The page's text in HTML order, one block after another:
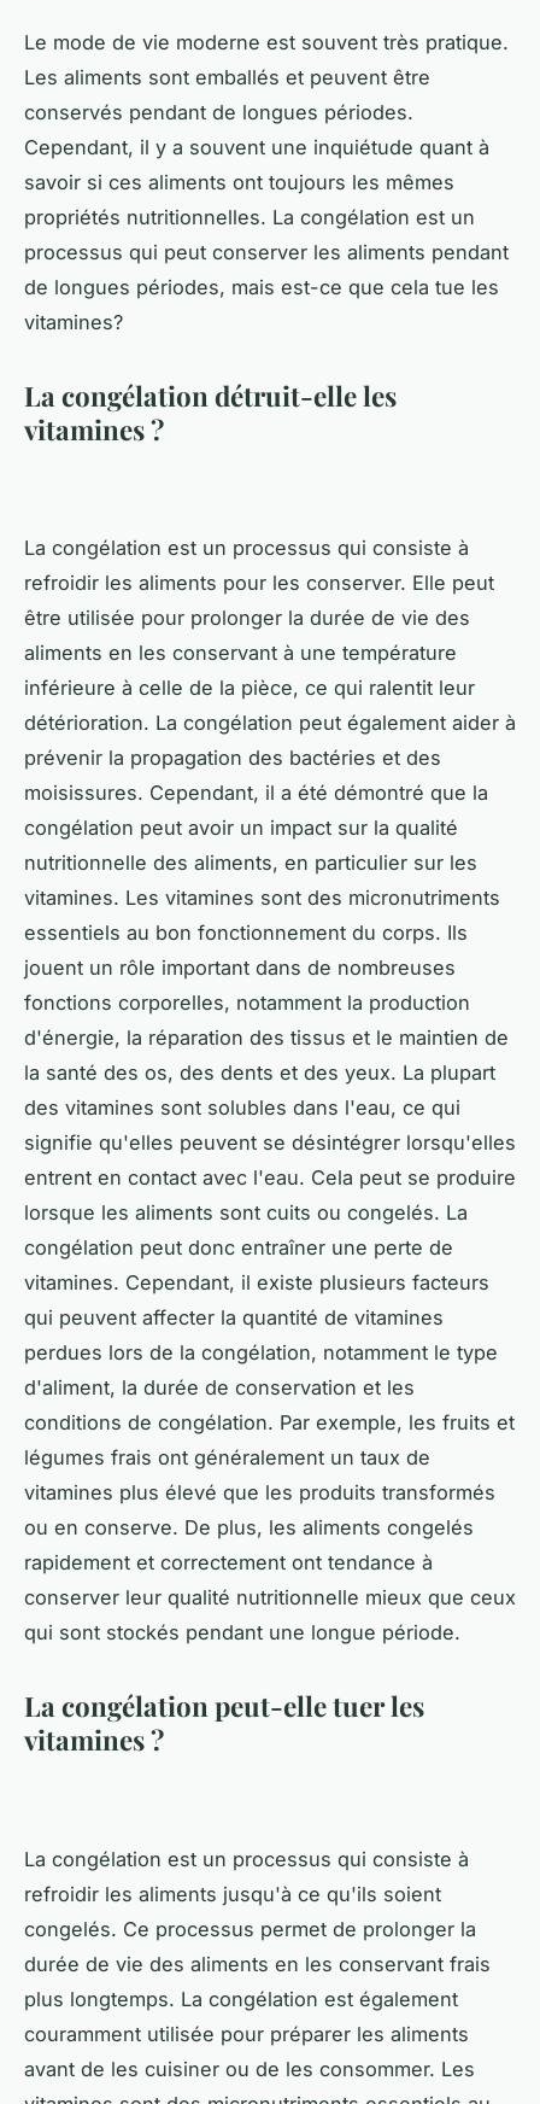
Le mode de vie moderne est souvent très pratique.
Les aliments sont emballés et peuvent être
conservés pendant de longues périodes.
Cependant, il y a souvent une inquiétude quant à
savoir si ces aliments ont toujours les mêmes
propriétés nutritionnelles. La congélation est un
processus qui peut conserver les aliments pendant
de longues périodes, mais est-ce que cela tue les
vitamines?
La congélation détruit-elle les
vitamines ?
La congélation est un processus qui consiste à
refroidir les aliments pour les conserver. Elle peut
être utilisée pour prolonger la durée de vie des
aliments en les conservant à une température
inférieure à celle de la pièce, ce qui ralentit leur
détérioration. La congélation peut également aider à
prévenir la propagation des bactéries et des
moisissures. Cependant, il a été démontré que la
congélation peut avoir un impact sur la qualité
nutritionnelle des aliments, en particulier sur les
vitamines. Les vitamines sont des micronutriments
essentiels au bon fonctionnement du corps. Ils
jouent un rôle important dans de nombreuses
fonctions corporelles, notamment la production
d'énergie, la réparation des tissus et le maintien de
la santé des os, des dents et des yeux. La plupart
des vitamines sont solubles dans l'eau, ce qui
signifie qu'elles peuvent se désintégrer lorsqu'elles
entrent en contact avec l'eau. Cela peut se produire
lorsque les aliments sont cuits ou congelés. La
congélation peut donc entraîner une perte de
vitamines. Cependant, il existe plusieurs facteurs
qui peuvent affecter la quantité de vitamines
perdues lors de la congélation, notamment le type
d'aliment, la durée de conservation et les
conditions de congélation. Par exemple, les fruits et
légumes frais ont généralement un taux de
vitamines plus élevé que les produits transformés
ou en conserve. De plus, les aliments congelés
rapidement et correctement ont tendance à
conserver leur qualité nutritionnelle mieux que ceux
qui sont stockés pendant une longue période.
La congélation peut-elle tuer les
vitamines ?
La congélation est un processus qui consiste à
refroidir les aliments jusqu'à ce qu'ils soient
congelés. Ce processus permet de prolonger la
durée de vie des aliments en les conservant frais
plus longtemps. La congélation est également
couramment utilisée pour préparer les aliments
avant de les cuisiner ou de les consommer. Les